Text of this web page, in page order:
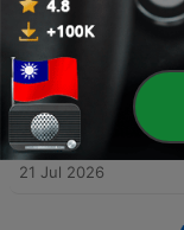
540 - 🎧🌍 認識
變世界
25 Jul 2026
539 - 聽眾點播｜i動
認識鍬形蟲
21 Jul 2026